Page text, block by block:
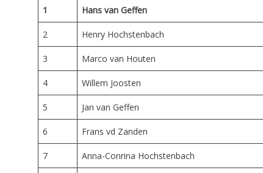
1 Hans van Geffen
2 Henry Hochstenbach
3 Marco van Houten
4 Willem Joosten
5 Jan van Geffen
6 Frans vd Zanden
7 Anna-Conrina Hochstenbach